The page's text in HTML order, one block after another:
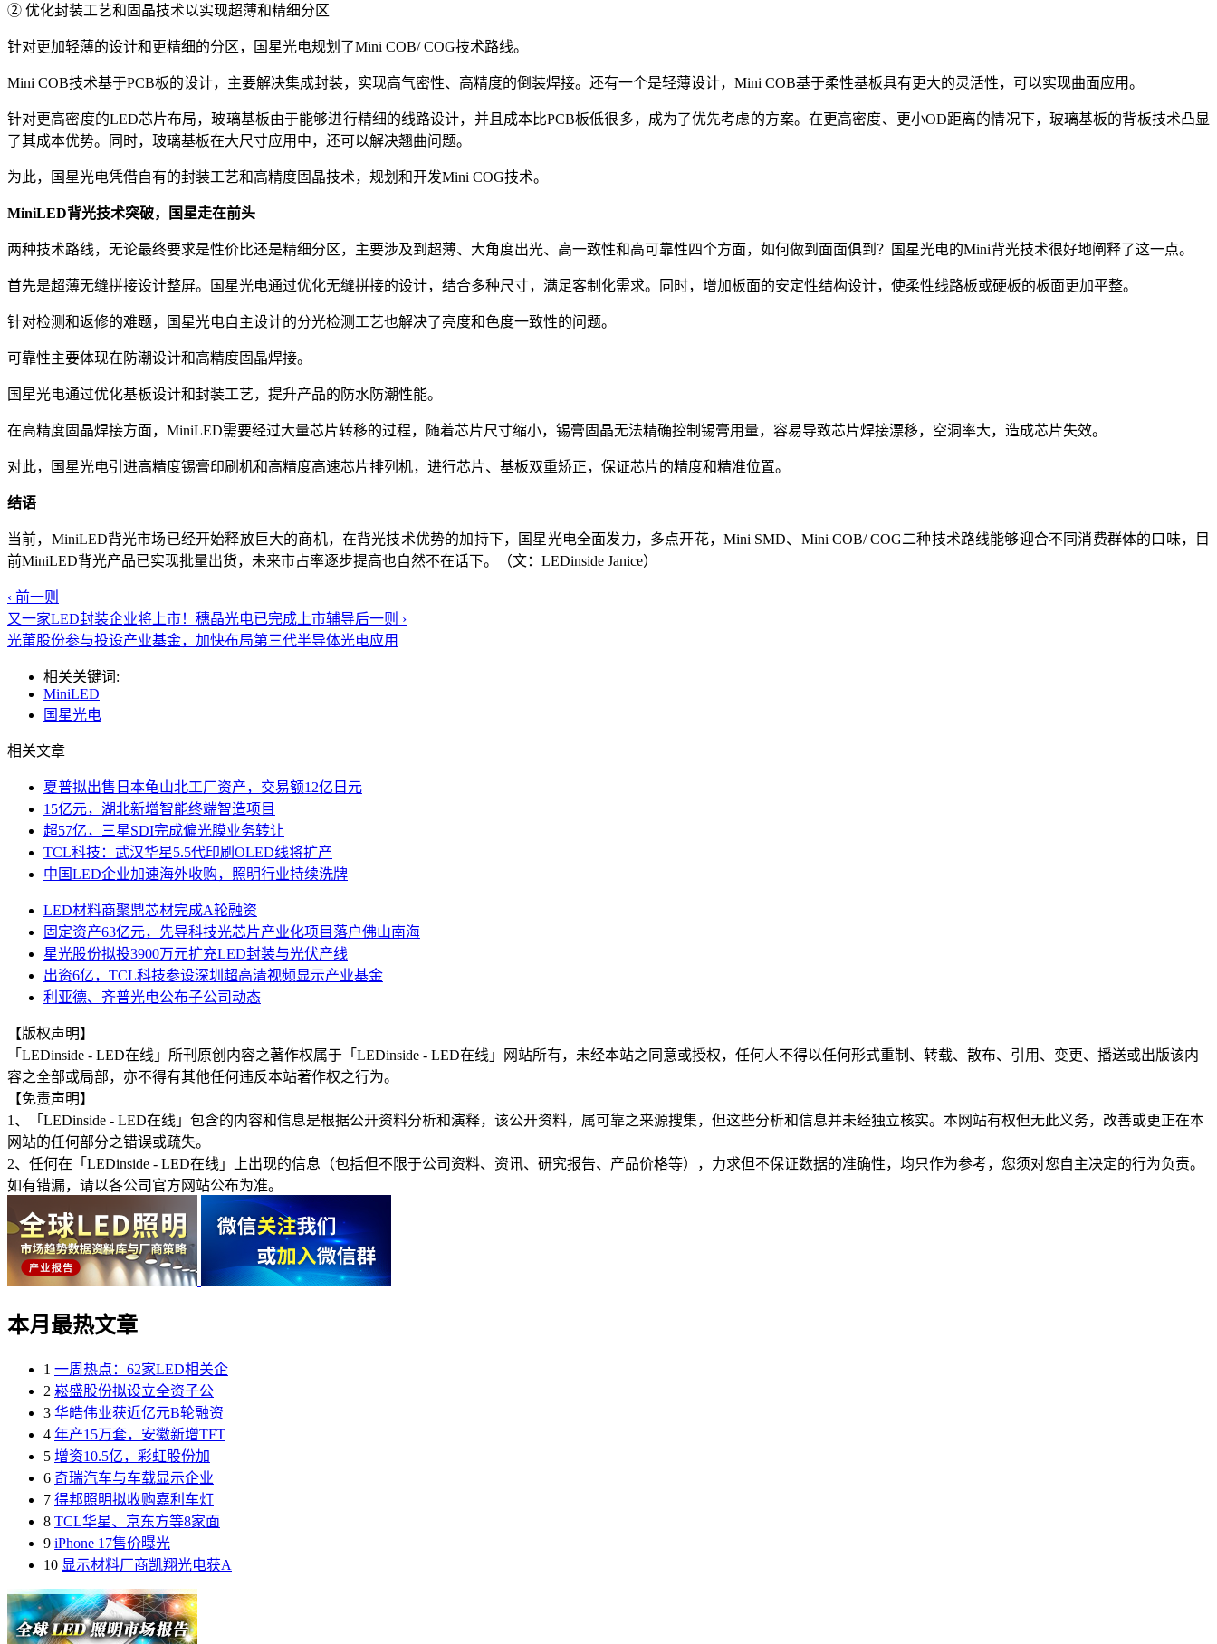
② 优化封装工艺和固晶技术以实现超薄和精细分区
针对更加轻薄的设计和更精细的分区，国星光电规划了Mini COB/ COG技术路线。
Mini COB技术基于PCB板的设计，主要解决集成封装，实现高气密性、高精度的倒装焊接。还有一个是轻薄设计，Mini COB基于柔性基板具有更大的灵活性，可以实现曲面应用。
针对更高密度的LED芯片布局，玻璃基板由于能够进行精细的线路设计，并且成本比PCB板低很多，成为了优先考虑的方案。在更高密度、更小OD距离的情况下，玻璃基板的背板技术凸显
了其成本优势。同时，玻璃基板在大尺寸应用中，还可以解决翘曲问题。
为此，国星光电凭借自有的封装工艺和高精度固晶技术，规划和开发Mini COG技术。
MiniLED背光技术突破，国星走在前头
两种技术路线，无论最终要求是性价比还是精细分区，主要涉及到超薄、大角度出光、高一致性和高可靠性四个方面，如何做到面面俱到？国星光电的Mini背光技术很好地阐释了这一点。
首先是超薄无缝拼接设计整屏。国星光电通过优化无缝拼接的设计，结合多种尺寸，满足客制化需求。同时，增加板面的安定性结构设计，使柔性线路板或硬板的板面更加平整。
针对检测和返修的难题，国星光电自主设计的分光检测工艺也解决了亮度和色度一致性的问题。
可靠性主要体现在防潮设计和高精度固晶焊接。
国星光电通过优化基板设计和封装工艺，提升产品的防水防潮性能。
在高精度固晶焊接方面，MiniLED需要经过大量芯片转移的过程，随着芯片尺寸缩小，锡膏固晶无法精确控制锡膏用量，容易导致芯片焊接漂移，空洞率大，造成芯片失效。
对此，国星光电引进高精度锡膏印刷机和高精度高速芯片排列机，进行芯片、基板双重矫正，保证芯片的精度和精准位置。
结语
当前，MiniLED背光市场已经开始释放巨大的商机，在背光技术优势的加持下，国星光电全面发力，多点开花，Mini SMD、Mini COB/ COG二种技术路线能够迎合不同消费群体的口味，目
前MiniLED背光产品已实现批量出货，未来市占率逐步提高也自然不在话下。（文：LEDinside Janice）
‹ 前一则
又一家LED封装企业将上市！穗晶光电已完成上市辅导后一则 ›
光莆股份参与投设产业基金，加快布局第三代半导体光电应用
相关关键词:
MiniLED
国星光电
相关文章
夏普拟出售日本龟山北工厂资产，交易额12亿日元
15亿元，湖北新增智能终端智造项目
超57亿，三星SDI完成偏光膜业务转让
TCL科技：武汉华星5.5代印刷OLED线将扩产
中国LED企业加速海外收购，照明行业持续洗牌
LED材料商聚鼎芯材完成A轮融资
固定资产63亿元，先导科技光芯片产业化项目落户佛山南海
星光股份拟投3900万元扩充LED封装与光伏产线
出资6亿，TCL科技参设深圳超高清视频显示产业基金
利亚德、齐普光电公布子公司动态
【版权声明】
「LEDinside - LED在线」所刊原创内容之著作权属于「LEDinside - LED在线」网站所有，未经本站之同意或授权，任何人不得以任何形式重制、转载、散布、引用、变更、播送或出版该内
容之全部或局部，亦不得有其他任何违反本站著作权之行为。
【免责声明】
1、「LEDinside - LED在线」包含的内容和信息是根据公开资料分析和演释，该公开资料，属可靠之来源搜集，但这些分析和信息并未经独立核实。本网站有权但无此义务，改善或更正在本
网站的任何部分之错误或疏失。
2、任何在「LEDinside - LED在线」上出现的信息（包括但不限于公司资料、资讯、研究报告、产品价格等），力求但不保证数据的准确性，均只作为参考，您须对您自主决定的行为负责。
如有错漏，请以各公司官方网站公布为准。
本月最热文章
1 一周热点：62家LED相关企
2 崧盛股份拟设立全资子公
3 华皓伟业获近亿元B轮融资
4 年产15万套，安徽新增TFT
5 增资10.5亿，彩虹股份加
6 奇瑞汽车与车载显示企业
7 得邦照明拟收购嘉利车灯
8 TCL华星、京东方等8家面
9 iPhone 17售价曝光
10 显示材料厂商凯翔光电获A